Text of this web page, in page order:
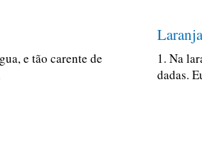
e tão carente de
1. Na
dadas.